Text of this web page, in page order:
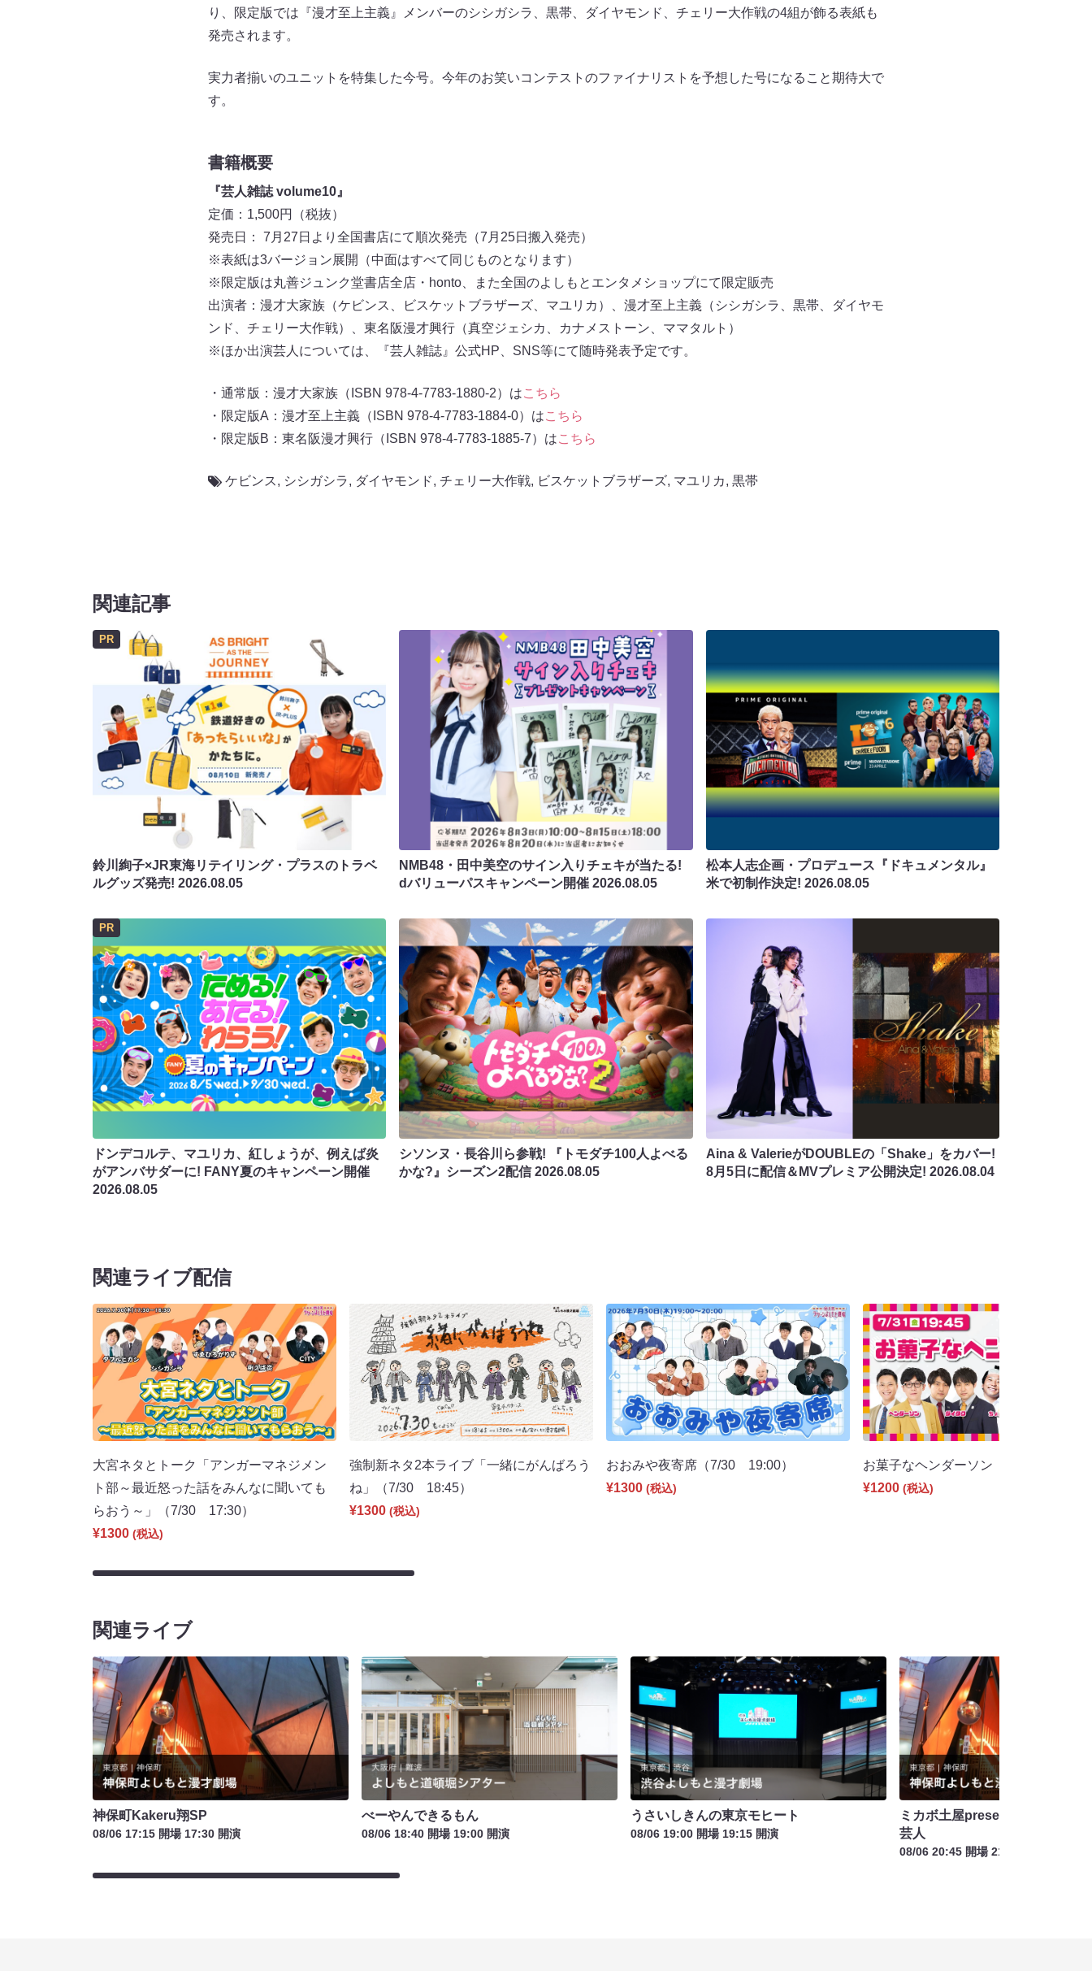
り、限定版では『漫才至上主義』メンバーのシシガシラ、黒帯、ダイヤモンド、チェリー大作戦の4組が飾る表紙も
発売されます。
実力者揃いのユニットを特集した今号。今年のお笑いコンテストのファイナリストを予想した号になること期待大で
す。
書籍概要
『芸人雑誌 volume10』
定価：1,500円（税抜）
発売日： 7月27日より全国書店にて順次発売（7月25日搬入発売）
※表紙は3バージョン展開（中面はすべて同じものとなります）
※限定版は丸善ジュンク堂書店全店・honto、また全国のよしもとエンタメショップにて限定販売
出演者：漫才大家族（ケビンス、ビスケットブラザーズ、マユリカ）、漫才至上主義（シシガシラ、黒帯、ダイヤモ
ンド、チェリー大作戦）、東名阪漫才興行（真空ジェシカ、カナメストーン、ママタルト）
※ほか出演芸人については、『芸人雑誌』公式HP、SNS等にて随時発表予定です。
・通常版：漫才大家族（ISBN 978-4-7783-1880-2）はこちら
・限定版A：漫才至上主義（ISBN 978-4-7783-1884-0）はこちら
・限定版B：東名阪漫才興行（ISBN 978-4-7783-1885-7）はこちら
ケビンス, シシガシラ, ダイヤモンド, チェリー⼤作戦, ビスケットブラザーズ, マユリカ, 黒帯
関連記事
PR
鈴川絢子×JR東海リテイリング・プラスのトラベ
ルグッズ発売! 2026.08.05
NMB48・田中美空のサイン入りチェキが当たる!
dバリューパスキャンペーン開催2026.08.05
松本人志企画・プロデュース『ドキュメンタル』
米で初制作決定! 2026.08.05
PR
ドンデコルテ、マユリカ、紅しょうが、例えば炎
がアンバサダーに! FANY夏のキャンペーン開催
2026.08.05
シソンヌ・長谷川ら参戦! 『トモダチ100人よべる
かな?』シーズン2配信2026.08.05
Aina & ValerieがDOUBLEの「Shake」をカバー!
8月5日に配信＆MVプレミア公開決定! 2026.08.04
関連ライブ配信
大宮ネタとトーク「アンガーマネジメン
ト部～最近怒った話をみんなに聞いても
らおう～」（7/30 17:30）
¥1300 (税込)
強制新ネタ2本ライブ「一緒にがんばろう
ね」（7/30 18:45）
¥1300 (税込)
おおみや夜寄席（7/30 19:00）
¥1300 (税込)
お菓子なヘンダーソン（7/31 19:45）
¥1200 (税込)
関連ライブ
神保町Kakeru翔SP
08/06 17:15 開場 17:30 開演
べーやんできるもん
08/06 18:40 開場 19:00 開演
うさいしきんの東京モヒート
08/06 19:00 開場 19:15 開演
ミカボ土屋presentsビッグ小原
芸人
08/06 20:45 開場 21:00 開演